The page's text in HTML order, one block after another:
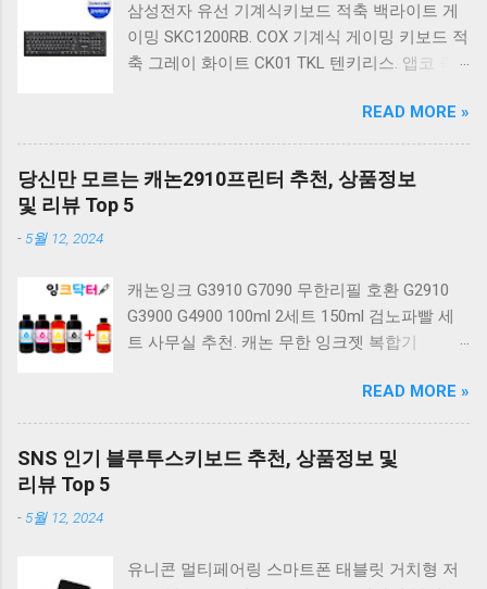
삼성전자 유선 기계식키보드 적축 백라이트 게
이밍 SKC1200RB. COX 기계식 게이밍 키보드 적
축 그레이 화이트 CK01 TKL 텐키리스. 앱코 축
랙 K560 일반형. 앱코 K517 레트로 기계식 게이
밍 유선키보드 갈축 일반형 레트로 베이지. 체리
키보드 G803000S TKL RGB 게이밍 텐키리스 기
계식 키보드 4종 축 선택 저소음적축 블랙. 체리
베이지 K517 Retro. COX CK01 교체축 사이드
RGB 게이밍 기계식 키보드 네이비 CK01NV적축
일반형. 체리키보드 XTRFY MX BOARD 3.1 RGB
COX 기계식 게이밍 키보드 갈축 그레이 화이트
CK01 TKL 텐키리스 기계식키보드 구매를 고려
하실 때, 추가 할인 혜택을 놓치지 마세요. 다양
정이 많이 어려우시죠? 특히 기계식키보드 같은
상품을 고를 때는 더 고민이 많을 수 밖에 없습
READ MORE »
당신만 모르는 캐논2910프린터 추천, 상품정보
및 리뷰 Top 5
- 5월 12, 2024
캐논잉크 G3910 G7090 무한리필 호환 G2910
G3900 G4900 100ml 2세트 150ml 검노파빨 세
트 사무실 추천. 캐논 무한 잉크젯 복합기
논 PIXMA G2910 잉크포함 정품 무한복합기 컬
러 잉크젯복합기 가정용프린터 상세정보참조.
캐논 G시리즈 프린터 정품 헤드 카트리지
G1900 G2900 G3900 G4900 G2910 G3910
G4902 G4910 G4911 리필 잉크 1개 GI990
READ MORE »
SNS 인기 블루투스키보드 추천, 상품정보 및
리뷰 Top 5
- 5월 12, 2024
유니콘 멀티페어링 스마트폰 태블릿 거치형 저